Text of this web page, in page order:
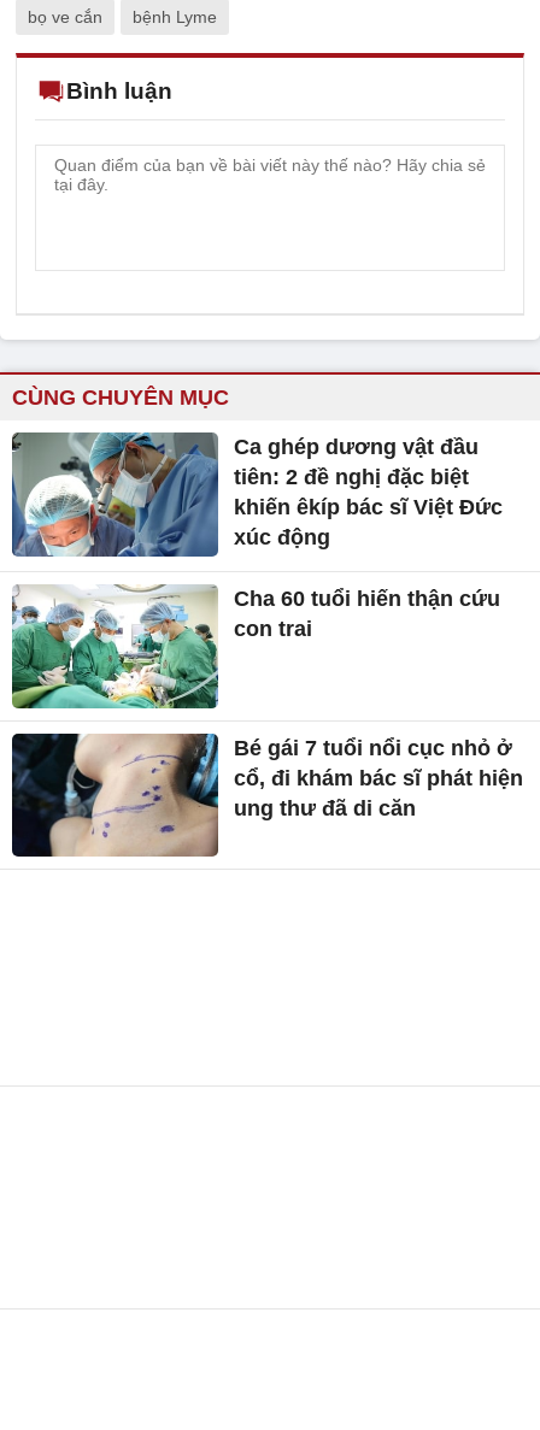
bọ ve cắn bệnh Lyme
Bình luận
CÙNG CHUYÊN MỤC
Ca ghép dương vật đầu
tiên: 2 đề nghị đặc biệt
khiến êkíp bác sĩ Việt Đức
xúc động
Cha 60 tuổi hiến thận cứu
con trai
Bé gái 7 tuổi nổi cục nhỏ ở
cổ, đi khám bác sĩ phát hiện
ung thư đã di căn